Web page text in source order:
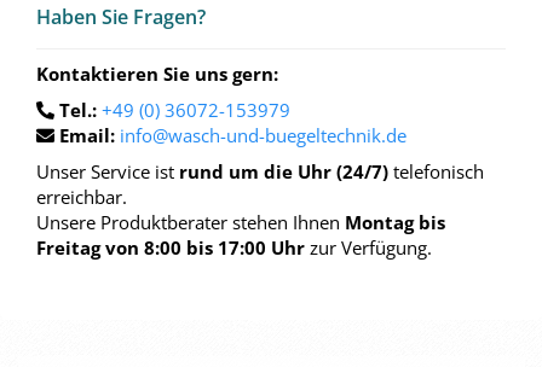
Haben Sie Fra­gen?
Kontaktieren Sie uns gern:
Tel.: +49 (0) 36072-153979
Email: info@wasch-und-buegeltechnik.de
Unser Service ist rund um die Uhr (24/7) telefonisch
erreichbar.
Unsere Produktberater stehen Ihnen Montag bis
Freitag von 8:00 bis 17:00 Uhr zur Verfügung.